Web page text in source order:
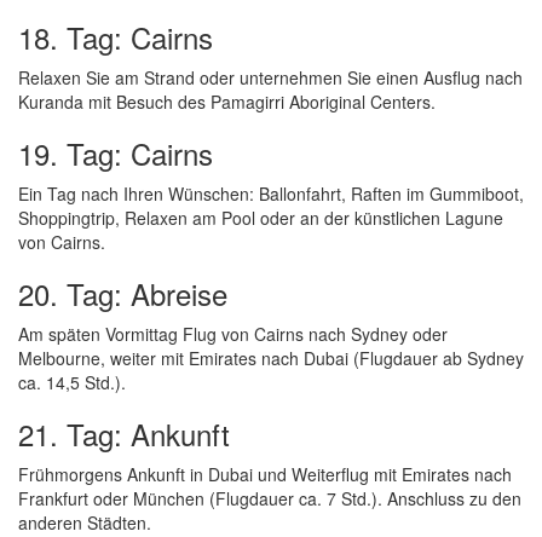
18. Tag: Cairns
Relaxen Sie am Strand oder unternehmen Sie einen Ausflug nach
Kuranda mit Besuch des Pamagirri Aboriginal Centers.
19. Tag: Cairns
Ein Tag nach Ihren Wünschen: Ballonfahrt, Raften im Gummiboot,
Shoppingtrip, Relaxen am Pool oder an der künstlichen Lagune
von Cairns.
20. Tag: Abreise
Am späten Vormittag Flug von Cairns nach Sydney oder
Melbourne, weiter mit Emirates nach Dubai (Flugdauer ab Sydney
ca. 14,5 Std.).
21. Tag: Ankunft
Frühmorgens Ankunft in Dubai und Weiterflug mit Emirates nach
Frankfurt oder München (Flugdauer ca. 7 Std.). Anschluss zu den
anderen Städten.